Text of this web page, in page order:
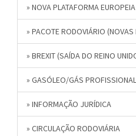
» NOVA PLATAFORMA
» PACOTE RODOVIÁRIO (NOVAS
» BREXIT (SAÍDA DO REINO
» GASÓLEO/GÁS PROFISSIONAL
» INFORMAÇÃO JURÍDICA
» CIRCULAÇÃO RODOVIÁRIA